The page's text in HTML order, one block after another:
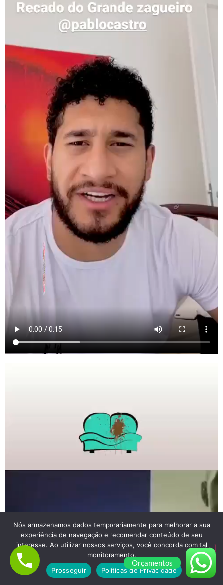
Orçamentos
Nós armazenamos dados temporariamente para melhorar a sua
experiência de navegação e recomendar conteúdo de seu
interesse. Ao utilizar nossos serviços, você concorda com tal
monitoramento.
Prosseguir
Políticas de Privacidade